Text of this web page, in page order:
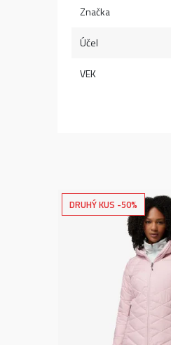
Značka
Účel
VEK
DRUHÝ KUS -50%